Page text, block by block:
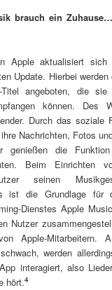
brauch ein
Apple aktualisiert
Update. Hierbei
angeboten, die
können. Des
Durch das soziale
Nachrichten, Fotos
genießen die
Beim Einrichten
seinen
ist die Grundlage für
Dienstes Apple
Nutzer
Apple-Mitarbeitern.
werden
interagiert, also
hört.4